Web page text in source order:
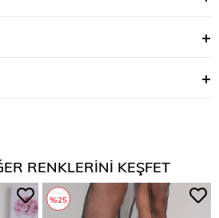
RENKLERINI KEŞFET
%25